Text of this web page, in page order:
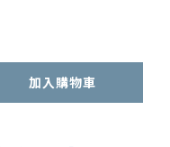
加入購物車